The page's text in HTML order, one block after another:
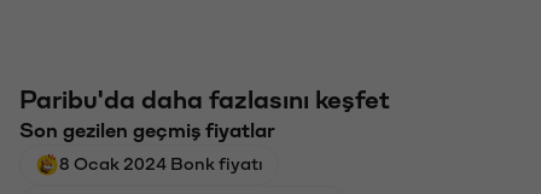
Paribu'da daha fazlasını keşfet
Son gezilen geçmiş fiyatlar
8 Ocak 2024 Bonk fiyatı